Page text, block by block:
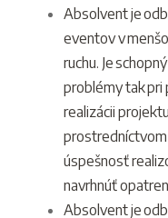
Absolvent je
eventov v
ruchu. Je
problémy tak pri
realizácii
úspešnosť
navrhnúť
Absolvent je